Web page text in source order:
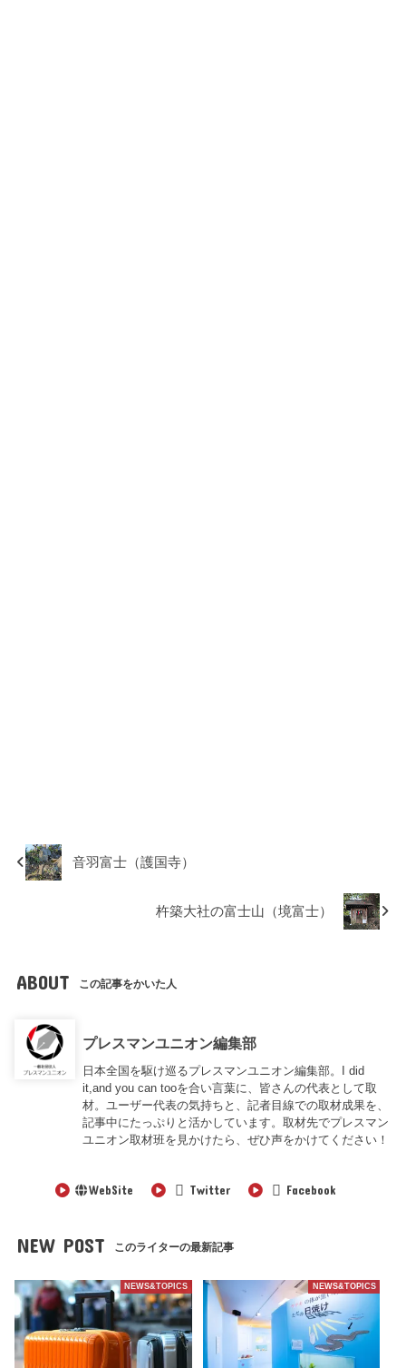
音羽富士（護国寺）
杵築大社の富士山（境富士）
ABOUT この記事をかいた人
プレスマンユニオン編集部
日本全国を駆け巡るプレスマンユニオン編集部。I did
it,and you can tooを合い言葉に、皆さんの代表として取
材。ユーザー代表の気持ちと、記者目線での取材成果を、
記事中にたっぷりと活かしています。取材先でプレスマン
ユニオン取材班を見かけたら、ぜひ声をかけてください！
WebSite Twitter Facebook
NEW POST このライターの最新記事
NEWS&TOPICS NEWS&TOPICS